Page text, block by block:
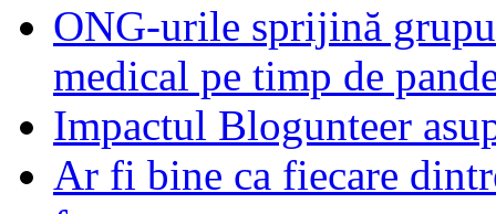
ONG-urile sprijină
medical pe timp de
Impactul Blogunteer
Ar fi bine ca fiecare